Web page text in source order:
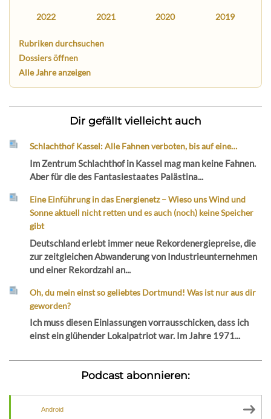
2022 2021 2020 2019
Rubriken durchsuchen
Dossiers öffnen
Alle Jahre anzeigen
Dir gefällt vielleicht auch
Schlachthof Kassel: Alle Fahnen verboten, bis auf eine…
Im Zentrum Schlachthof in Kassel mag man keine Fahnen.
Aber für die des Fantasiestaates Palästina...
Eine Einführung in das Energienetz – Wieso uns Wind und
Sonne aktuell nicht retten und es auch (noch) keine Speicher
gibt
Deutschland erlebt immer neue Rekordenergiepreise, die
zur zeitgleichen Abwanderung von Industrieunternehmen
und einer Rekordzahl an...
Oh, du mein einst so geliebtes Dortmund! Was ist nur aus dir
geworden?
Ich muss diesen Einlassungen vorrausschicken, dass ich
einst ein glühender Lokalpatriot war. Im Jahre 1971...
Podcast abonnieren:
Android